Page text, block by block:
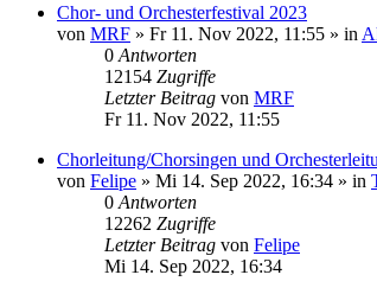
Chor- und Orchesterfestival 2023
von MRF » Fr 11. Nov 2022, 11:55 » in
0 Antworten
12154 Zugriffe
Letzter Beitrag von MRF
Fr 11. Nov 2022, 11:55
Chorleitung/Chorsingen und
von Felipe » Mi 14. Sep 2022, 16:34 » in
0 Antworten
12262 Zugriffe
Letzter Beitrag von Felipe
Mi 14. Sep 2022, 16:34